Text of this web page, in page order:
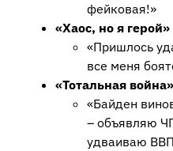
фейковая!»
«Хаос, но я герой»
«Пришлось
все меня
«Тотальная война»
«Байден
– объявляю
удваиваю